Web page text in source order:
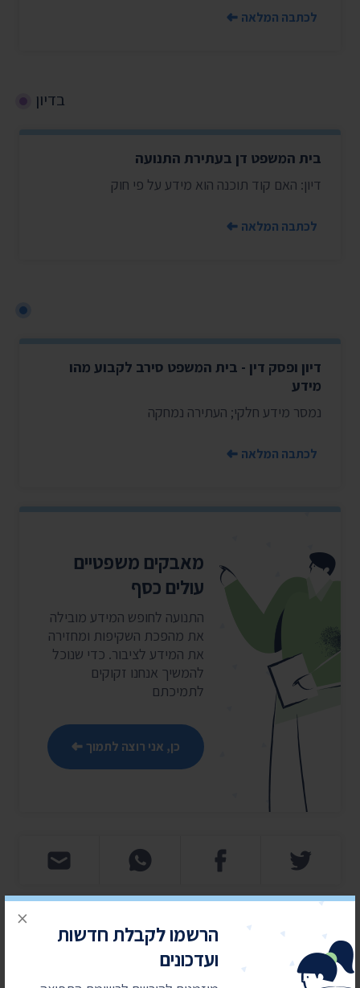
הרשמו לקבלת חדשות
ועדכונים
×
לכתבה המלאה
בדיון
בית המשפט דן בעתירת התנועה
דיון: האם קוד תוכנה הוא מידע על פי חוק
לכתבה המלאה
דיון ופסק דין - בית המשפט סירב לקבוע מהו
מידע
נמסר מידע חלקי; העתירה נמחקה
לכתבה המלאה
מאבקים משפטיים
עולים כסף
התנועה לחופש המידע מובילה
את מהפכת השקיפות ומחזירה
את המידע לציבור. כדי שנוכל
להמשיך אנחנו זקוקים
לתמיכתם
כן, אני רוצה לתמוך
חדשות אחרונות
4 באוגוסט 2026